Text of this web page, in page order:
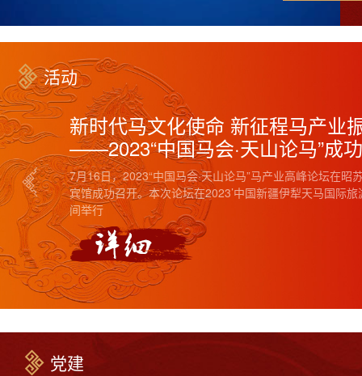
活动
新时代马文化使命 新征程马产业
——2023“中国马会·天山论马”成
7月16日，2023“中国马会·天山论马”马产业高峰论坛在昭
宾馆成功召开。本次论坛在2023’中国新疆伊犁天马国际旅
间举行
党建